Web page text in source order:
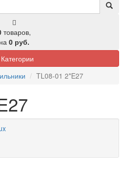
товаров,
на 0 руб.
Категории
TL08-01 2*E27